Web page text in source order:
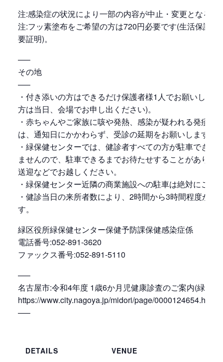
注:感染症の状況により一部の内容が中止・変更となる場
注:フッ素塗布をご希望の方は720円必要です(生活保護世
要証明)。
—–
その地
—–
・付き添いの方はできるだけ保護者様1人でお願いしま
方は当日、会場でお申し出ください)。
・赤ちゃんやご家族に咳や発熱、感染が疑われる発疹等
は、通知日にかかわらず、受診の延期をお願いします。
・緑保健センターでは、健診者すべての方が駐車できる
ませんので、駐車できるまでお待たせすることがありま
送迎などでお越しください。
・緑保健センター近隣の商業施設への駐車は絶対にご遠
・健診当日の来所者数により、2時間から3時間程度かか
す。
緑区役所緑保健センター保健予防課保健感染症係
電話番号:052-891-3620
ファックス番号:052-891-5110
—–
名古屋市:令和4年度 1歳6か月児健康診査のご案内(緑区)
https://www.city.nagoya.jp/midori/page/0000124654.html
—–
DETAILS
VENUE